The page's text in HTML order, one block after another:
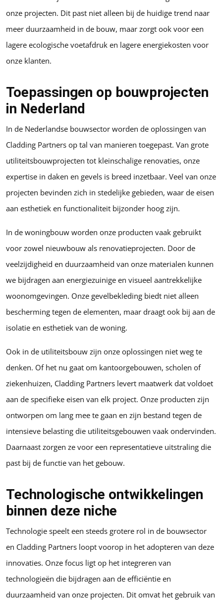
onze projecten. Dit past niet alleen bij de huidige trend naar
meer duurzaamheid in de bouw, maar zorgt ook voor een
lagere ecologische voetafdruk en lagere energiekosten voor
onze klanten.
Toepassingen op bouwprojecten
in Nederland
In de Nederlandse bouwsector worden de oplossingen van
Cladding Partners op tal van manieren toegepast. Van grote
utiliteitsbouwprojecten tot kleinschalige renovaties, onze
expertise in daken en gevels is breed inzetbaar. Veel van onze
projecten bevinden zich in stedelijke gebieden, waar de eisen
aan esthetiek en functionaliteit bijzonder hoog zijn.
In de woningbouw worden onze producten vaak gebruikt
voor zowel nieuwbouw als renovatieprojecten. Door de
veelzijdigheid en duurzaamheid van onze materialen kunnen
we bijdragen aan energiezuinige en visueel aantrekkelijke
woonomgevingen. Onze gevelbekleding biedt niet alleen
bescherming tegen de elementen, maar draagt ook bij aan de
isolatie en esthetiek van de woning.
Ook in de utiliteitsbouw zijn onze oplossingen niet weg te
denken. Of het nu gaat om kantoorgebouwen, scholen of
ziekenhuizen, Cladding Partners levert maatwerk dat voldoet
aan de specifieke eisen van elk project. Onze producten zijn
ontworpen om lang mee te gaan en zijn bestand tegen de
intensieve belasting die utiliteitsgebouwen vaak ondervinden.
Daarnaast zorgen ze voor een representatieve uitstraling die
past bij de functie van het gebouw.
Technologische ontwikkelingen
binnen deze niche
Technologie speelt een steeds grotere rol in de bouwsector
en Cladding Partners loopt voorop in het adopteren van deze
innovaties. Onze focus ligt op het integreren van
technologieën die bijdragen aan de efficiëntie en
duurzaamheid van onze projecten. Dit omvat het gebruik van